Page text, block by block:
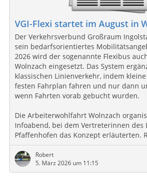
VGI-Flexi startet im August in
Der Verkehrsverbund Großraum
sein bedarfsorientiertes
2026 wird der sogenannte Flexibus
Wolnzach eingesetzt. Das System
klassischen Linienverkehr, indem
festen Fahrplan fahren und nur dann
wenn Fahrten vorab gebucht wurden.
Die Arbeiterwohlfahrt Wolnzach
Infoabend, bei dem Vertreterinnen des
Pfaffenhofen das Konzept erläuterten.
Robert
5. März 2026 um 11:15